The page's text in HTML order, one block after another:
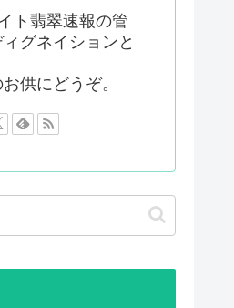
ぁ！...
れ...
てく...
です...
きみ...
ト翡翠速報の管
グネイションと
供にどうぞ。